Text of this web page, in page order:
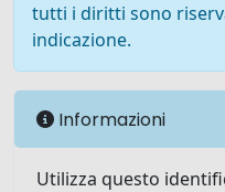
tutti i diritti sono
indicazione.
Informazioni
Utilizza questo